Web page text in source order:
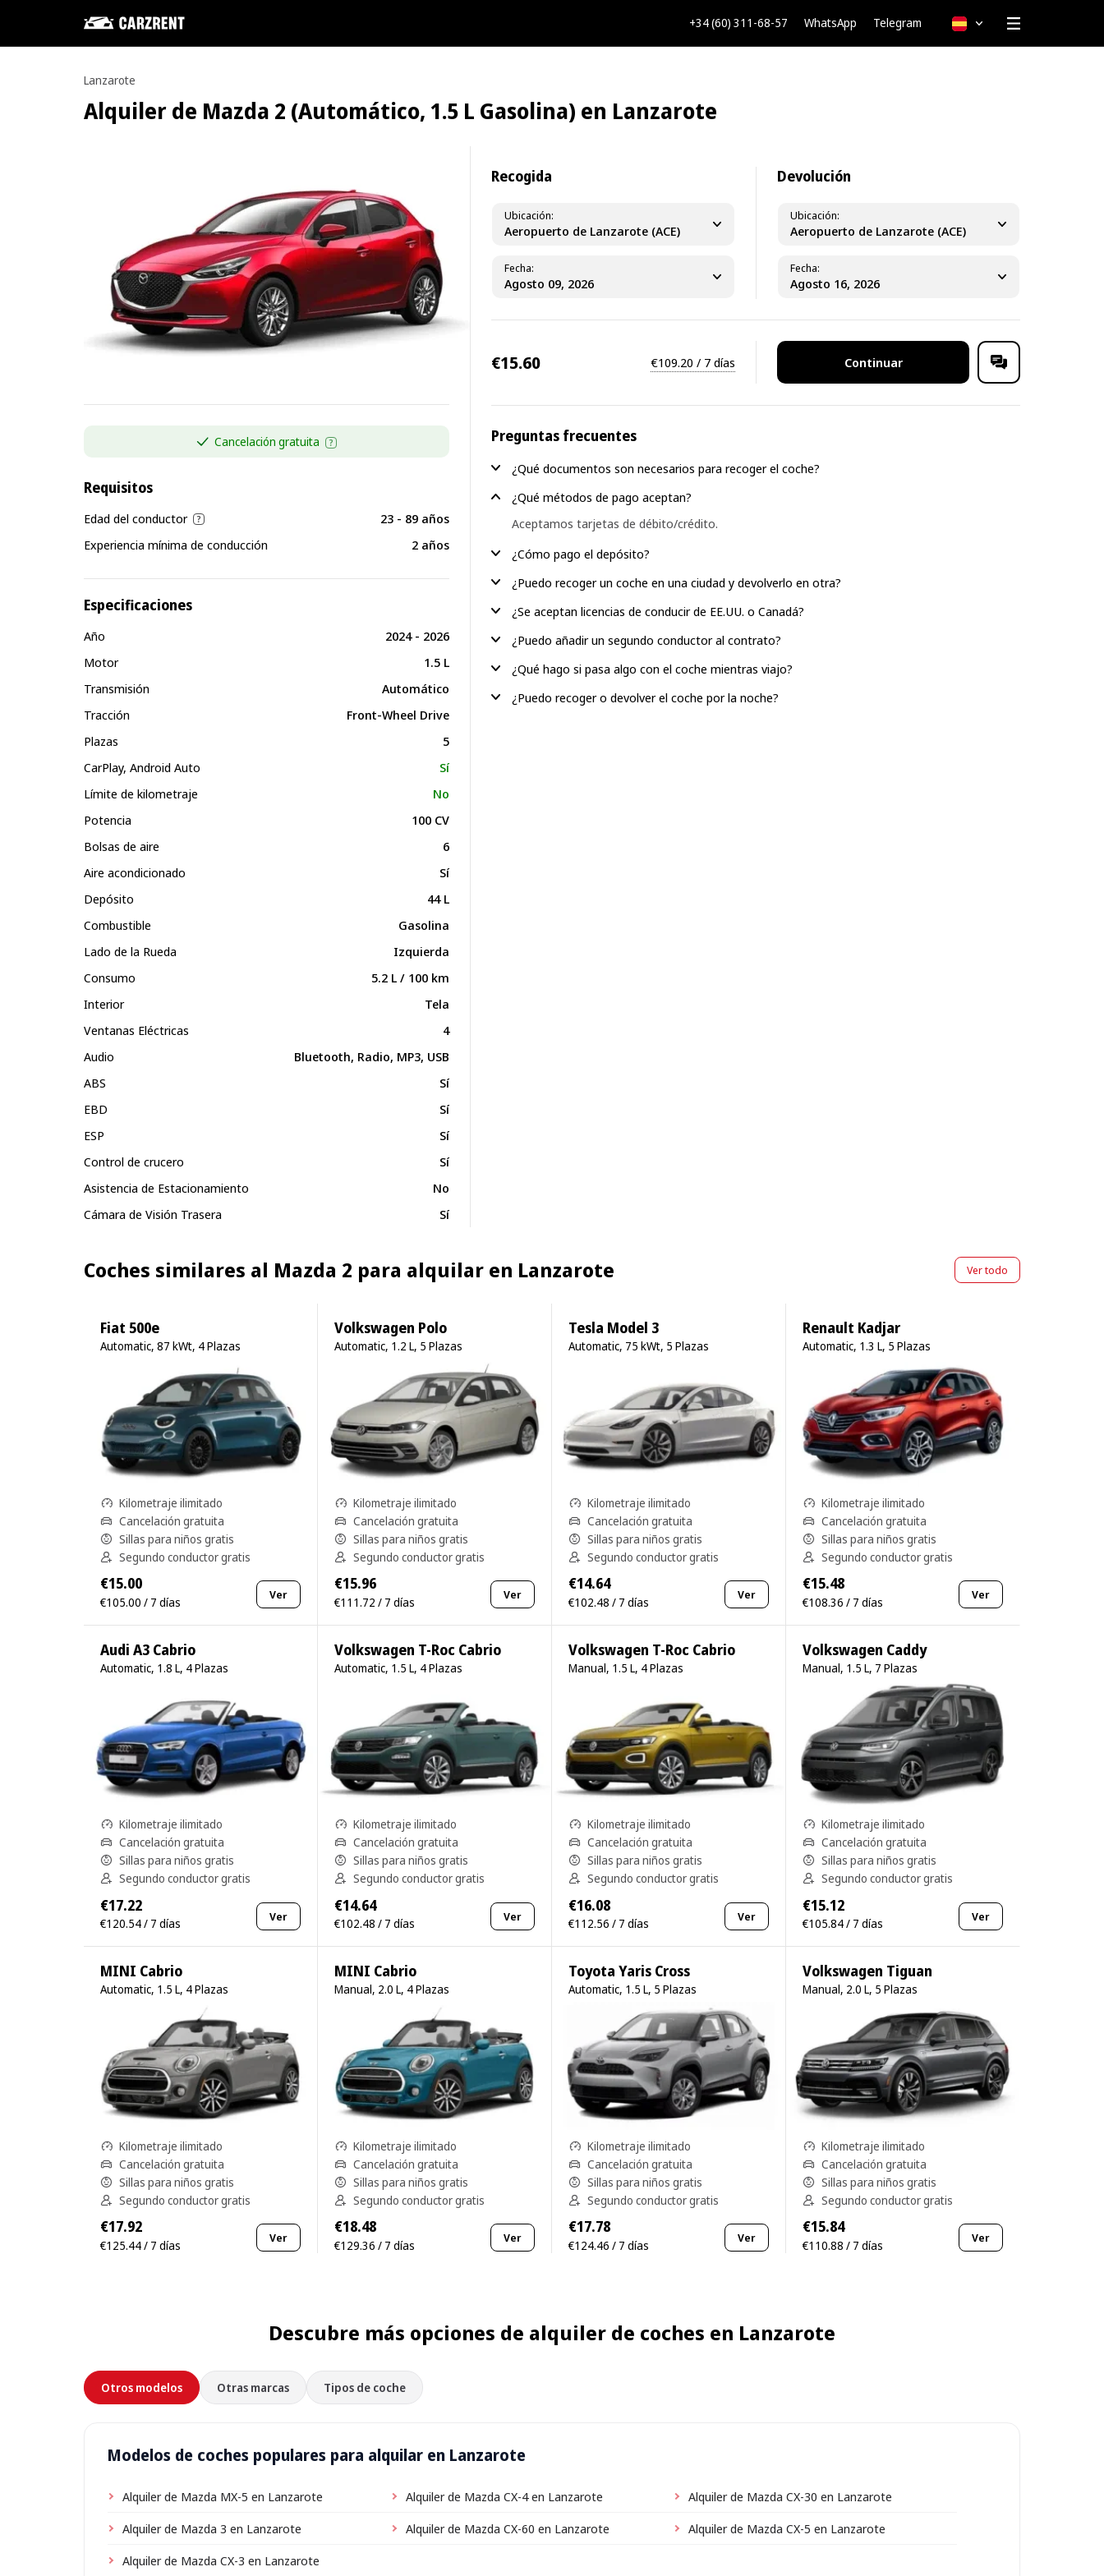
+34 (60) 311-68-57 WhatsApp Telegram Español
Lanzarote
Alquiler de Mazda 2 (Automático, 1.5 L Gasolina) en Lanzarote
Recogida
Aeropuerto de Lanzarote (ACE)
Ubicación
Fecha
Devolución
Aeropuerto de Lanzarote (ACE)
Ubicación
Fecha
€15.60 €109.20 / 7 días Continuar
Cancelación gratuita
Requisitos
Edad del conductor
23 - 89 años
Experiencia mínima de conducción
2 años
Especificaciones
Año
2024 - 2026
Motor
1.5 L
Transmisión
Automático
Tracción
Front-Wheel Drive
Plazas
5
CarPlay, Android Auto
Sí
Límite de kilometraje
No
Potencia
100 CV
Bolsas de aire
6
Aire acondicionado
Sí
Depósito
44 L
Combustible
Gasolina
Lado de la Rueda
Izquierda
Consumo
5.2 L / 100 km
Interior
Tela
Ventanas Eléctricas
4
Audio
Bluetooth, Radio, MP3, USB
ABS
Sí
EBD
Sí
ESP
Sí
Control de crucero
Sí
Asistencia de Estacionamiento
No
Cámara de Visión Trasera
Sí
Preguntas frecuentes
¿Qué documentos son necesarios para recoger el coche?
¿Qué métodos de pago aceptan?
Aceptamos tarjetas de débito/crédito.
¿Cómo pago el depósito?
¿Puedo recoger un coche en una ciudad y devolverlo en otra?
¿Se aceptan licencias de conducir de EE.UU. o Canadá?
¿Puedo añadir un segundo conductor al contrato?
¿Qué hago si pasa algo con el coche mientras viajo?
¿Puedo recoger o devolver el coche por la noche?
Coches similares al Mazda 2 para alquilar en Lanzarote Ver todo
Fiat 500e
Automatic, 87 kWt, 4 Plazas
Kilometraje ilimitado
Cancelación gratuita
Sillas para niños gratis
Segundo conductor gratis
€15.00
€105.00 / 7 días Ver
Volkswagen Polo
Automatic, 1.2 L, 5 Plazas
Kilometraje ilimitado
Cancelación gratuita
Sillas para niños gratis
Segundo conductor gratis
€15.96
€111.72 / 7 días Ver
Tesla Model 3
Automatic, 75 kWt, 5 Plazas
Kilometraje ilimitado
Cancelación gratuita
Sillas para niños gratis
Segundo conductor gratis
€14.64
€102.48 / 7 días Ver
Renault Kadjar
Automatic, 1.3 L, 5 Plazas
Kilometraje ilimitado
Cancelación gratuita
Sillas para niños gratis
Segundo conductor gratis
€15.48
€108.36 / 7 días Ver
Audi A3 Cabrio
Automatic, 1.8 L, 4 Plazas
Kilometraje ilimitado
Cancelación gratuita
Sillas para niños gratis
Segundo conductor gratis
€17.22
€120.54 / 7 días Ver
Volkswagen T-Roc Cabrio
Automatic, 1.5 L, 4 Plazas
Kilometraje ilimitado
Cancelación gratuita
Sillas para niños gratis
Segundo conductor gratis
€14.64
€102.48 / 7 días Ver
Volkswagen T-Roc Cabrio
Manual, 1.5 L, 4 Plazas
Kilometraje ilimitado
Cancelación gratuita
Sillas para niños gratis
Segundo conductor gratis
€16.08
€112.56 / 7 días Ver
Volkswagen Caddy
Manual, 1.5 L, 7 Plazas
Kilometraje ilimitado
Cancelación gratuita
Sillas para niños gratis
Segundo conductor gratis
€15.12
€105.84 / 7 días Ver
MINI Cabrio
Automatic, 1.5 L, 4 Plazas
Kilometraje ilimitado
Cancelación gratuita
Sillas para niños gratis
Segundo conductor gratis
€17.92
€125.44 / 7 días Ver
MINI Cabrio
Manual, 2.0 L, 4 Plazas
Kilometraje ilimitado
Cancelación gratuita
Sillas para niños gratis
Segundo conductor gratis
€18.48
€129.36 / 7 días Ver
Toyota Yaris Cross
Automatic, 1.5 L, 5 Plazas
Kilometraje ilimitado
Cancelación gratuita
Sillas para niños gratis
Segundo conductor gratis
€17.78
€124.46 / 7 días Ver
Volkswagen Tiguan
Manual, 2.0 L, 5 Plazas
Kilometraje ilimitado
Cancelación gratuita
Sillas para niños gratis
Segundo conductor gratis
€15.84
€110.88 / 7 días Ver
Descubre más opciones de alquiler de coches en Lanzarote
Otros modelos Otras marcas Tipos de coche
Modelos de coches populares para alquilar en Lanzarote
Alquiler de Mazda MX-5 en Lanzarote Alquiler de Mazda CX-4 en Lanzarote
Alquiler de Mazda CX-30 en Lanzarote
Alquiler de Mazda 3 en Lanzarote
Alquiler de Mazda CX-60 en Lanzarote
Alquiler de Mazda CX-5 en Lanzarote
Alquiler de Mazda CX-3 en Lanzarote